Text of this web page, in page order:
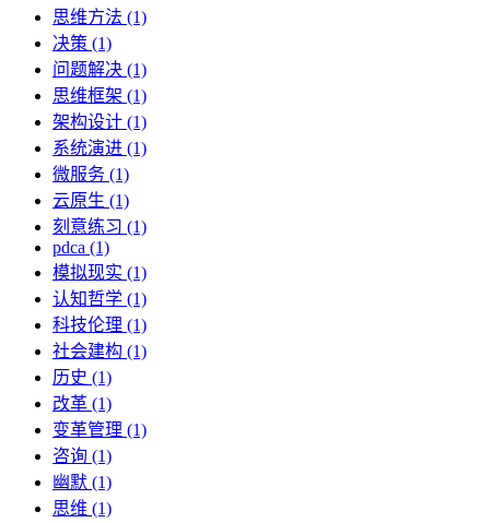
思维方法 (1)
决策 (1)
问题解决 (1)
思维框架 (1)
架构设计 (1)
系统演进 (1)
微服务 (1)
云原生 (1)
刻意练习 (1)
pdca (1)
模拟现实 (1)
认知哲学 (1)
科技伦理 (1)
社会建构 (1)
历史 (1)
改革 (1)
变革管理 (1)
咨询 (1)
幽默 (1)
思维 (1)